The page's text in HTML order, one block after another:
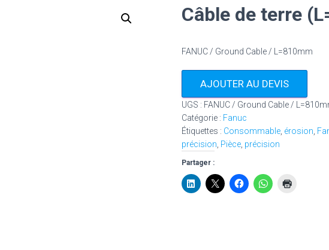
Câble de terre
FANUC / Ground Cable / L=810mm
AJOUTER AU DEVIS
UGS : FANUC / Ground Cable /
Catégorie : Fanuc
Étiquettes : Consommable érosion
précision Pièce précision
Partager :